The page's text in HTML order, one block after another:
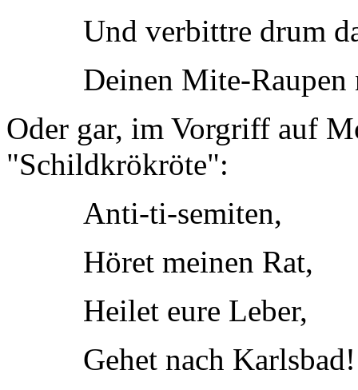
Und verbittre drum
Deinen Mite-Raupen
Oder gar, im Vorgriff auf
"Schildkrökröte":
Anti-ti-semiten,
Höret meinen Rat,
Heilet eure Leber,
Gehet nach Karlsbad!